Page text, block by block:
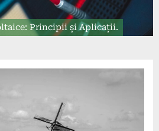
Principii și Aplicații.